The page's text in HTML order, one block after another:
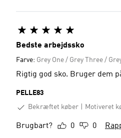
Bedste arbejdssko
Farve: Grey One / Grey Three /
Rigtig god sko. Bruger dem
PELLE83
Bekræftet køber
Motiveret
Brugbart? 0 0